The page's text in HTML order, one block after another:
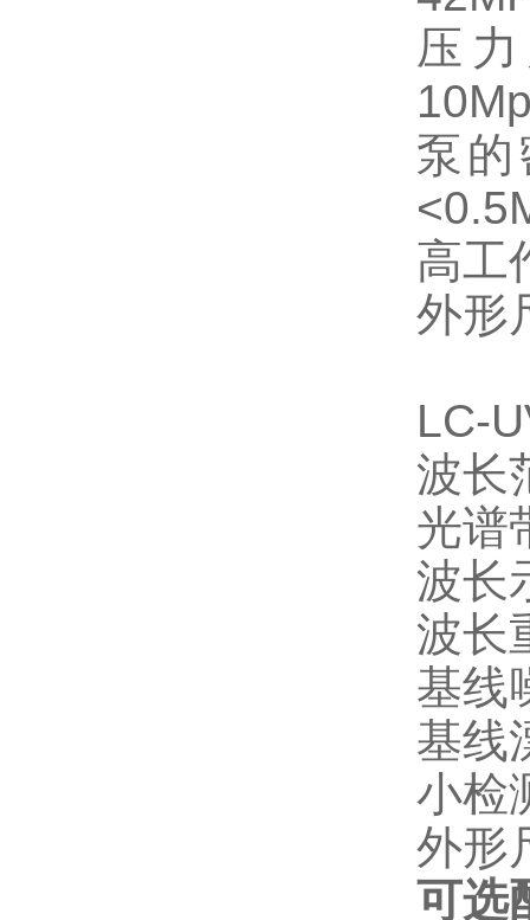
压
泵的
高工
外形
LC-
波长
光谱
波长
波长
基线
基线
小检
外形
可选